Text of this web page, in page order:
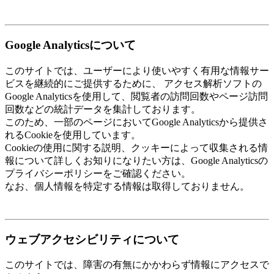
Google Analyticsについて
このサイトでは、ユーザーにより使いやすく有用な情報サー
ビスを継続的にご提供するために、 アクセス解析ソフトの
Google Analyticsを使用して、閲覧者の訪問回数やページ訪問
回数などの統計データを集計しております。
このため、一部のページにおいてGoogle Analyticsから提供さ
れるCookieを使用しています。
Cookieの使用に関する説明、クッキーによって収集される情
報について詳しくお知りになりたい方は、Google Analyticsの
プライバシーポリシーをご確認ください。
なお、個人情報を特定する情報は取得しておりません。
ウェブアクセシビリティについて
このサイトでは、障害の有無にかかわらず情報にアクセスで